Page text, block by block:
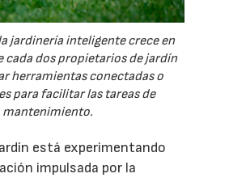
jardinería inteligente crece en
cada dos propietarios de jardín
herramientas conectadas o
para facilitar las tareas de
mantenimiento.
está experimentando
impulsada por la